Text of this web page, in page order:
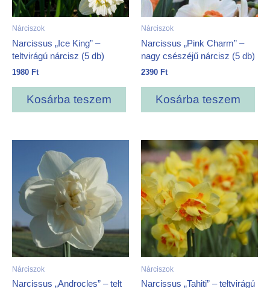
Nárciszok
Narcissus „Ice King” –
teltvirágú nárcisz (5 db)
1980 Ft
Kosárba teszem
Nárciszok
Narcissus „Pink Charm” –
nagy csészéjű nárcisz (5 db)
2390 Ft
Kosárba teszem
Nárciszok
Narcissus „Androcles” – telt
Nárciszok
Narcissus „Tahiti” – teltvirágú